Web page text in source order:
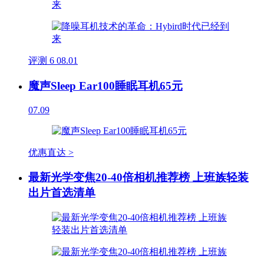
评测 6 08.01
魔声Sleep Ear100睡眠耳机65元
07.09
优惠直达 >
最新光学变焦20-40倍相机推荐榜 上班族轻装
出片首选清单